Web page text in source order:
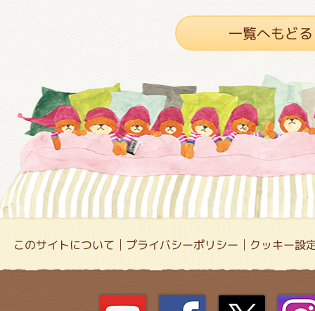
一覧へもどる
このサイトについて プライバシーポリシー クッキー設